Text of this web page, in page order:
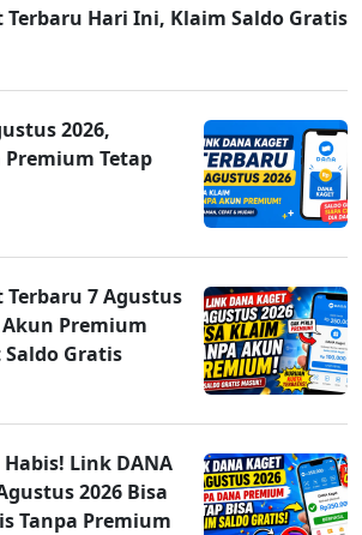
Terbaru Hari Ini, Klaim Saldo Gratis
2026,
Premium Tetap
Terbaru 7 Agustus
Akun Premium
Saldo Gratis
Link DANA
2026 Bisa
Tanpa Premium